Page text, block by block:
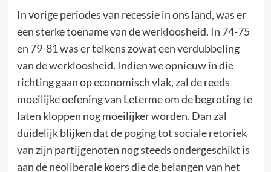
In vorige periodes van recessie in ons land, was er
een sterke toename van de werkloosheid. In 74-75
en 79-81 was er telkens zowat een verdubbeling
van de werkloosheid. Indien we opnieuw in die
richting gaan op economisch vlak, zal de reeds
moeilijke oefening van Leterme om de begroting te
laten kloppen nog moeilijker worden. Dan zal
duidelijk blijken dat de poging tot sociale retoriek
van zijn partijgenoten nog steeds ondergeschikt is
aan de neoliberale koers die de belangen van het